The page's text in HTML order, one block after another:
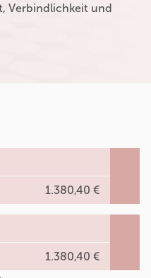
Verbindlichkeit und
1.380,40 €
1.380,40 €